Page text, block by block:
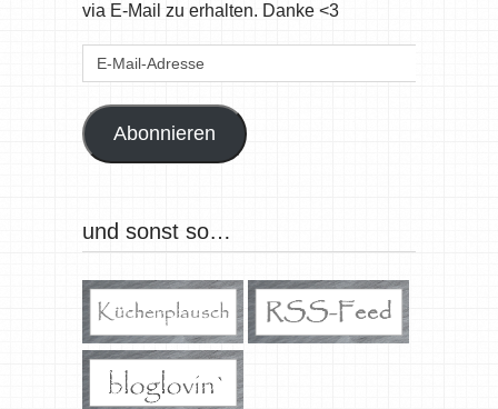
via E-Mail zu erhalten. Danke <3
E-
Abonnieren
und sonst so…